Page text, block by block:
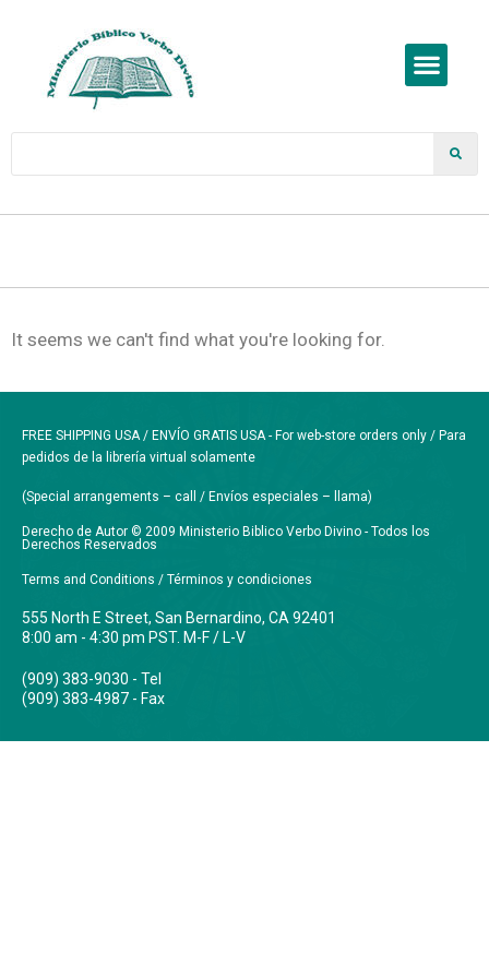
It seems we can't find what you're looking for.
FREE SHIPPING USA / ENVÍO GRATIS USA - For web-store orders only / Para
pedidos de la librería virtual solamente
(Special arrangements – call / Envíos especiales – llama)
Derecho de Autor © 2009 Ministerio Biblico Verbo Divino - Todos los
Derechos Reservados
Terms and Conditions / Términos y condiciones
555 North E Street, San Bernardino, CA 92401
8:00 am - 4:30 pm PST. M-F / L-V
(909) 383-9030 - Tel
(909) 383-4987 - Fax